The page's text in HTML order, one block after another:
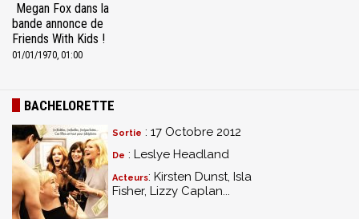
Megan Fox dans la
bande annonce de
Friends With Kids !
01/01/1970, 01:00
BACHELORETTE
Sortie : 17 Octobre 2012
De : Leslye Headland
Acteurs: Kirsten Dunst, Isla
Fisher, Lizzy Caplan...